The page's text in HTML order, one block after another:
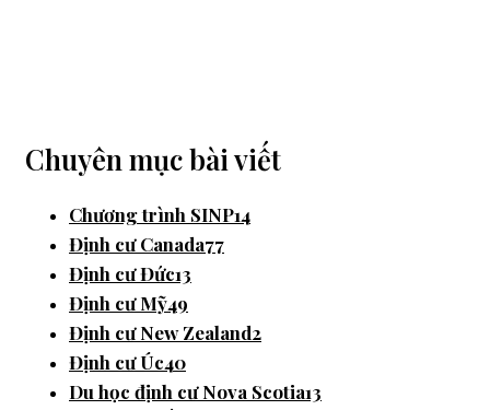
Chuyên mục bài viết
Chương trình SINP14
Định cư Canada77
Định cư Đức13
Định cư Mỹ49
Định cư New Zealand2
Định cư Úc40
Du học định cư Nova Scotia13